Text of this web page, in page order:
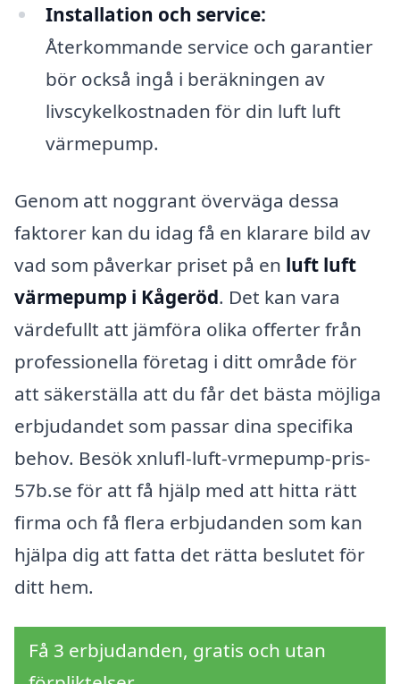
Installation och service:
Återkommande service och garantier
bör också ingå i beräkningen av
livscykelkostnaden för din luft luft
värmepump.
Genom att noggrant överväga dessa
faktorer kan du idag få en klarare bild av
vad som påverkar priset på en luft luft
värmepump i Kågeröd. Det kan vara
värdefullt att jämföra olika offerter från
professionella företag i ditt område för
att säkerställa att du får det bästa möjliga
erbjudandet som passar dina specifika
behov. Besök xnlufl-luft-vrmepump-pris-
57b.se för att få hjälp med att hitta rätt
firma och få flera erbjudanden som kan
hjälpa dig att fatta det rätta beslutet för
ditt hem.
Få 3 erbjudanden, gratis och utan